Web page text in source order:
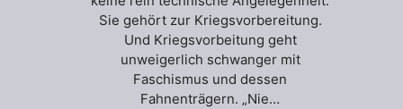
Sie gehört zur Kriegsvorbereitung.
Und Kriegsvorbeitung geht
unweigerlich schwanger mit
Faschismus und dessen
Fahnenträgern. „Nie…